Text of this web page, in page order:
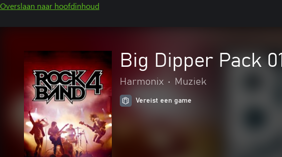
Overslaan naar hoofdinhoud
Big Dipper Pack 01
Harmonix • Muziek
Vereist een game